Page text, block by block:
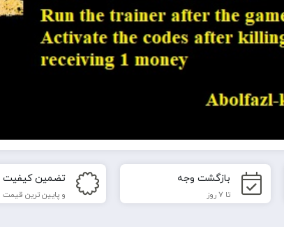
بازگشت وجه
تا 7 روز
تضمین کیفیت
و پایین ترین قیمت